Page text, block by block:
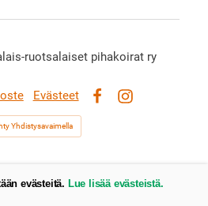
ruotsalaiset pihakoirat ry
Evästeet
Yhdistysavaimella
evästeitä. Lue lisää evästeistä.